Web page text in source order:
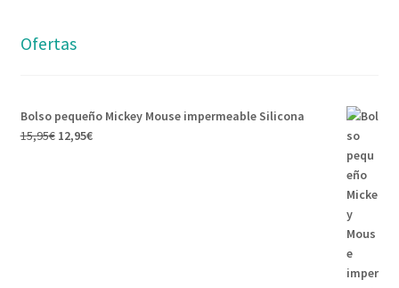
Ofertas
Bolso pequeño Mickey Mouse impermeable Silicona
15,95€ 12,95€